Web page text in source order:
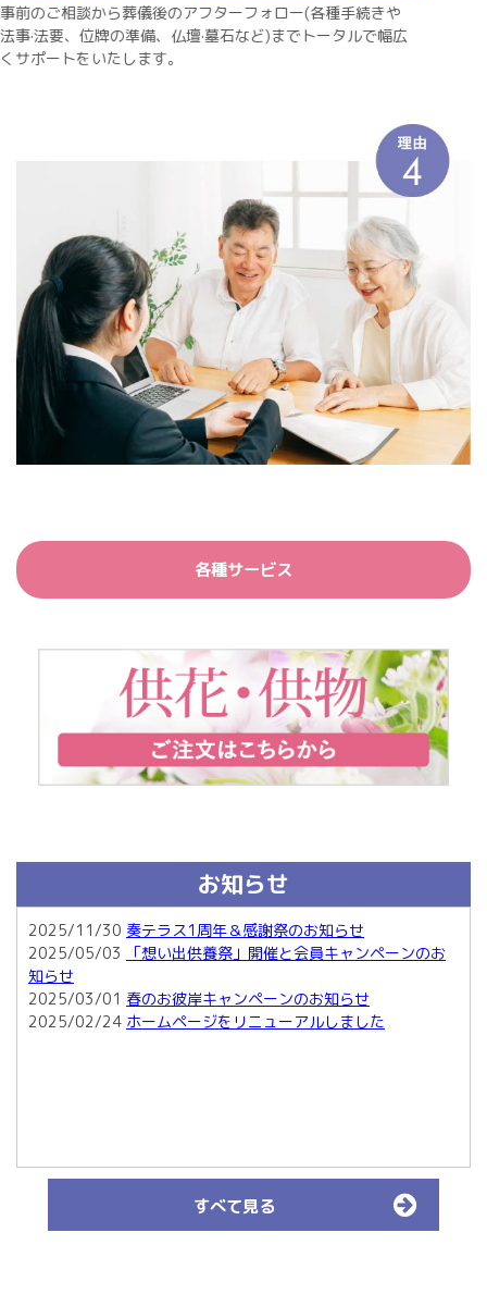
事前のご相談から葬儀後のアフターフォロー(各種手続きや
法事·法要、位牌の準備、仏壇·墓石など)までトータルで幅広
くサポートをいたします。
各種サービス
お知らせ
2025/11/30 奏テラス1周年＆感謝祭のお知らせ
2025/05/03
「想い出供養祭」開催と会員キャンペーンのお
知らせ
2025/03/01 春のお彼岸キャンペーンのお知らせ
2025/02/24 ホームページをリニューアルしました
すべて見る